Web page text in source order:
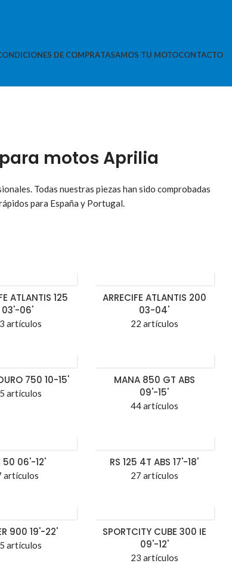
DE COMPRATASAMOS TU MOTOCONTACTO
motos Aprilia
Todas nuestras piezas han sido comprobadas
para España y Portugal.
ATLANTIS 125
03'-06'
artículos
ARRECIFE ATLANTIS 200
03-04'
22 artículos
750 10-15'
artículos
MANA 850 GT ABS
09'-15'
44 artículos
50 06'-12'
artículos
RS 125 4T ABS 17'-18'
27 artículos
900 19'-22'
artículos
SPORTCITY CUBE 300 IE
09'-12'
23 artículos